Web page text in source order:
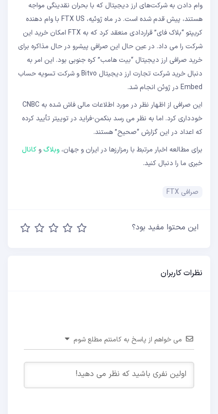
وام دادن به شرکت‌های ارز دیجیتال که با بحران نقدینگی مواجه
هستند، پیش قدم شده است. در ماه ژوئیه، FTX US با وام دهنده
کریپتو “بلاک فای” قراردادی منعقد کرد که به FTX امکان خرید این
شرکت را می داد. در عین حال این صرافی پیشرو در حال مذاکره برای
خرید صرافی ارز دیجیتال “بیت هامب” کره جنوبی بود. این امر به
دنبال خرید شرکت تجارت ارز دیجیتال Bitvo و شرکت تسویه حساب
Embed در ژوئن انجام شد.
این صرافی از اظهار نظر در مورد اطلاعات مالی فاش شده به CNBC
خودداری کرد. اما به نظر می رسد بنکمن-فراید در توییتر تأیید کرده
که اعداد در این گزارش “صحیح” هستند.
برای مطالعه اخبار مرتبط با رمزارزها در ایران و جهان، وبلاگ و کانال
خبری ما را دنبال کنید.
صرافی FTX
این محتوا مفید بود؟
نظرات کاربران
می خواهم از پاسخ به کامنتم مطلع شوم